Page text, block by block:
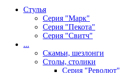
Стулья
Серия "Марк"
Серия "Пекота"
Серия "Свитч"
...
Скамьи, шезлонги
Столы, столики
Серия "Револют"